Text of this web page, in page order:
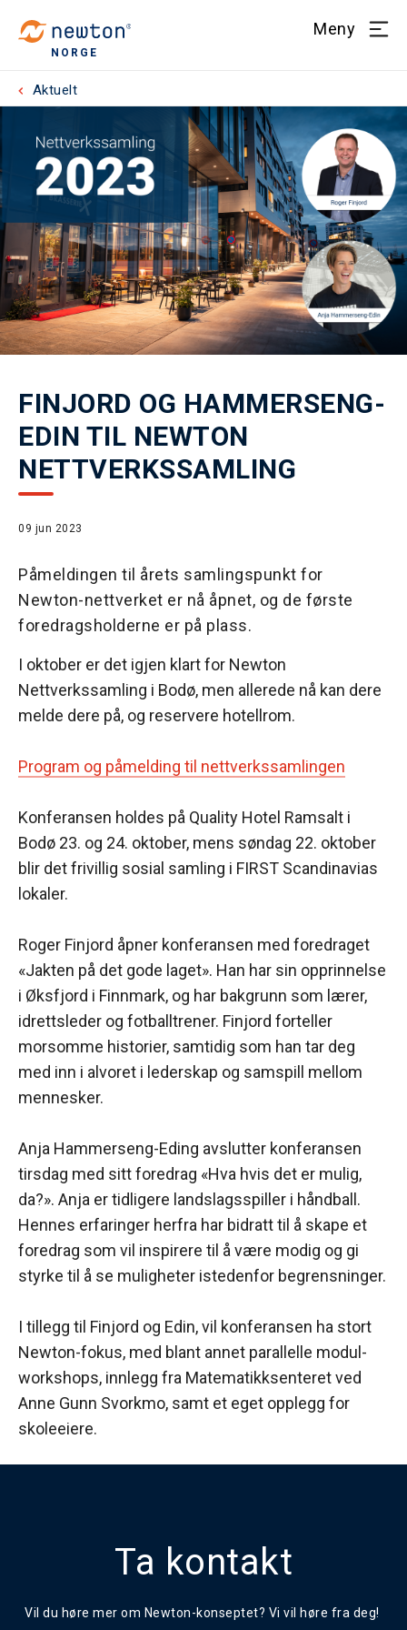
NORGE
Meny
Aktuelt
FINJORD OG HAMMERSENG-
EDIN TIL NEWTON
NETTVERKSSAMLING
09 jun 2023
Påmeldingen til årets samlingspunkt for
Newton-nettverket er nå åpnet, og de første
foredragsholderne er på plass.
I oktober er det igjen klart for Newton
Nettverkssamling i Bodø, men allerede nå kan dere
melde dere på, og reservere hotellrom.
Program og påmelding til nettverkssamlingen
Konferansen holdes på Quality Hotel Ramsalt i
Bodø 23. og 24. oktober, mens søndag 22. oktober
blir det frivillig sosial samling i FIRST Scandinavias
lokaler.
Roger Finjord åpner konferansen med foredraget
«Jakten på det gode laget». Han har sin opprinnelse
i Øksfjord i Finnmark, og har bakgrunn som lærer,
idrettsleder og fotballtrener. Finjord forteller
morsomme historier, samtidig som han tar deg
med inn i alvoret i lederskap og samspill mellom
mennesker.
Anja Hammerseng-Eding avslutter konferansen
tirsdag med sitt foredrag «Hva hvis det er mulig,
da?». Anja er tidligere landslagsspiller i håndball.
Hennes erfaringer herfra har bidratt til å skape et
foredrag som vil inspirere til å være modig og gi
styrke til å se muligheter istedenfor begrensninger.
I tillegg til Finjord og Edin, vil konferansen ha stort
Newton-fokus, med blant annet parallelle modul-
workshops, innlegg fra Matematikksenteret ved
Anne Gunn Svorkmo, samt et eget opplegg for
skoleeiere.
Ta kontakt
Vil du høre mer om Newton-konseptet? Vi vil høre fra deg!